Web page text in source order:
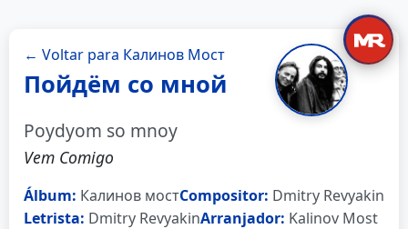
← Voltar para Калинов Мост
Пойдём со мной
Poydyom so mnoy
Vem Comigo
Álbum: Калинов мостCompositor: Dmitry Revyakin
Letrista: Dmitry RevyakinArranjador: Kalinov Most